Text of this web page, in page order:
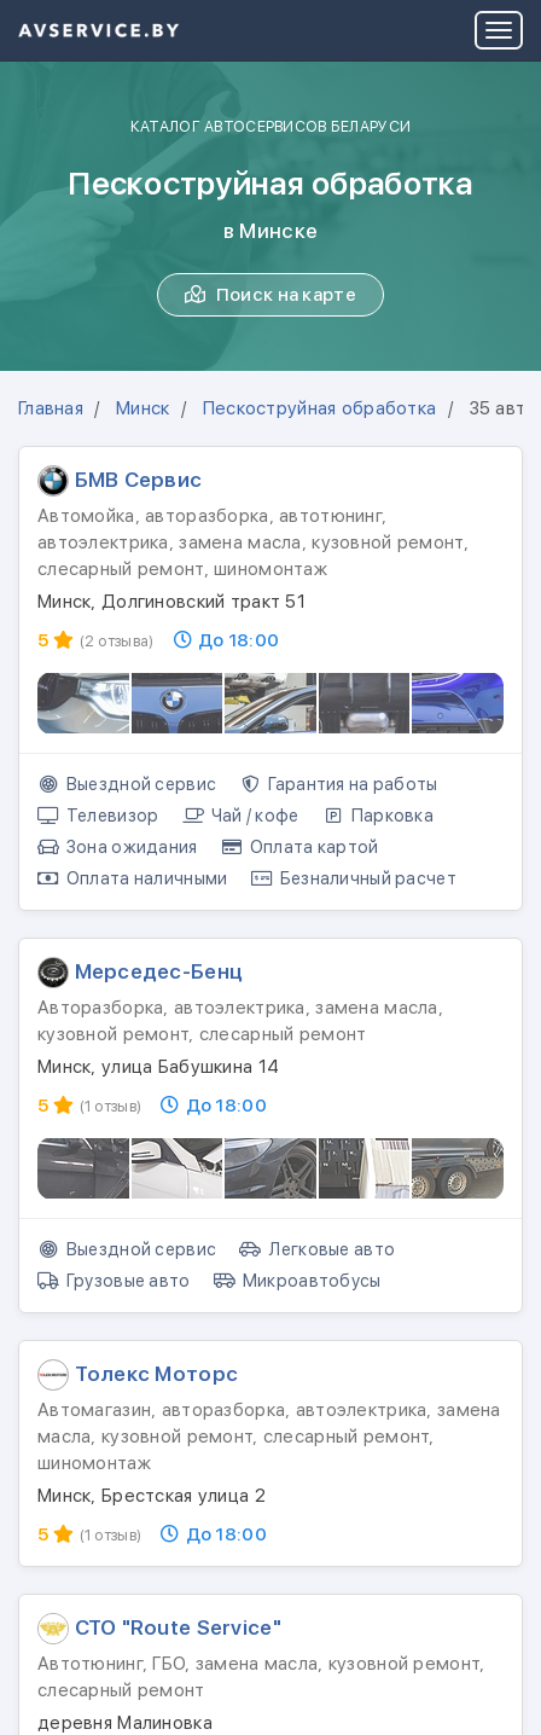
КАТАЛОГ АВТОСЕРВИСОВ БЕЛАРУСИ
Пескоструйная обработка
в Минске
Поиск на карте
Главная Минск Пескоструйная обработка 35
БМВ Сервис
Автомойка, авторазборка, автотюнинг,
автоэлектрика, замена масла, кузовной ремонт,
слесарный ремонт, шиномонтаж
Минск, Долгиновский тракт 51
5
(2 отзыва) До 18:00
Выездной сервис
Гарантия на работы
Телевизор
Чай / кофе
Парковка
Зона ожидания
Оплата картой
Оплата наличными
Безналичный расчет
Мерседес-Бенц
Авторазборка, автоэлектрика, замена масла,
кузовной ремонт, слесарный ремонт
Минск, улица Бабушкина 14
5
(1 отзыв) До 18:00
Выездной сервис
Легковые авто
Грузовые авто
Микроавтобусы
Толекс Моторс
Автомагазин, авторазборка, автоэлектрика, замена
масла, кузовной ремонт, слесарный ремонт,
шиномонтаж
Минск, Брестская улица 2
5
(1 отзыв) До 18:00
СТО "Route Service"
Автотюнинг, ГБО, замена масла, кузовной ремонт,
слесарный ремонт
деревня Малиновка